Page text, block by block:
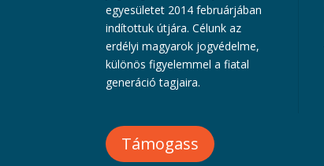
egyesületet 2014 februárjában
indítottuk útjára. Célunk az
erdélyi magyarok jogvédelme,
különös figyelemmel a fiatal
generáció tagjaira.
Támogass